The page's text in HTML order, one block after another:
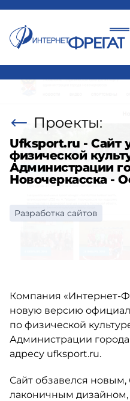
Проекты:
Ufksport.ru - Сайт
физической
Администрации
Новочеркасска -
Разработка сайтов
Компания «Интернет-
новую версию
по физической
Администрации
адресу ufksport.ru.
Сайт обзавелся новым,
лаконичным дизайном,